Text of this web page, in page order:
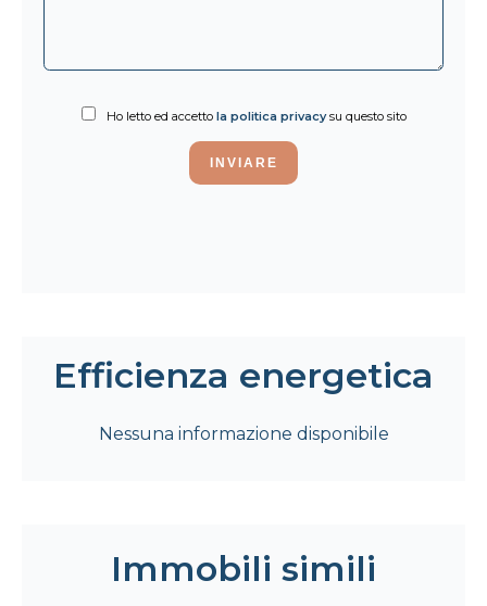
Ho letto ed accetto la politica privacysu questo sito
INVIARE
Efficienza energetica
Nessuna informazione disponibile
Immobili simili